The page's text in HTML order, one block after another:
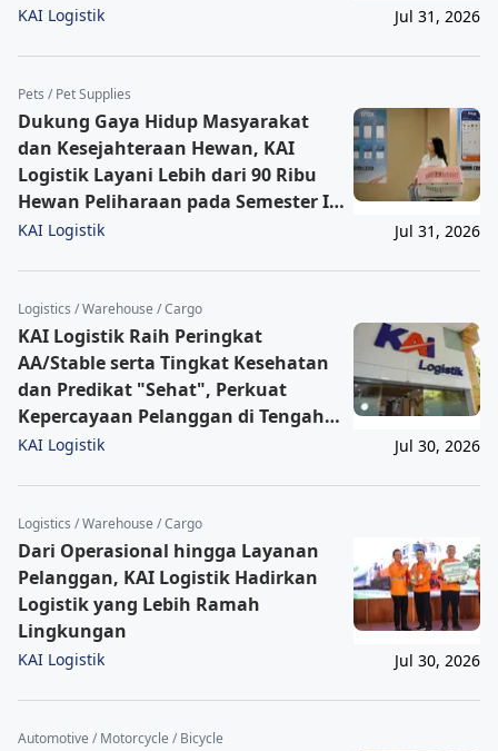
KAI Logistik Jul 31, 2026
Pets / Pet Supplies
Dukung Gaya Hidup Masyarakat
dan Kesejahteraan Hewan, KAI
Logistik Layani Lebih dari 90 Ribu
Hewan Peliharaan pada Semester I
2026
KAI Logistik Jul 31, 2026
Logistics / Warehouse / Cargo
KAI Logistik Raih Peringkat
AA/Stable serta Tingkat Kesehatan
dan Predikat "Sehat", Perkuat
Kepercayaan Pelanggan di Tengah
Dinamika Industri
KAI Logistik Jul 30, 2026
Logistics / Warehouse / Cargo
Dari Operasional hingga Layanan
Pelanggan, KAI Logistik Hadirkan
Logistik yang Lebih Ramah
Lingkungan
KAI Logistik Jul 30, 2026
Automotive / Motorcycle / Bicycle